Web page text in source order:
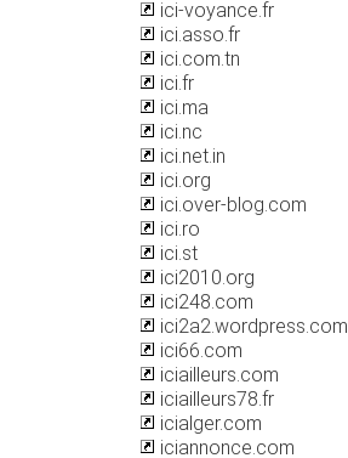
ici-voyance.fr
ici.asso.fr
ici.com.tn
ici.fr
ici.ma
ici.nc
ici.net.in
ici.org
ici.over-blog.com
ici.ro
ici.st
ici2010.org
ici248.com
ici2a2.wordpress.com
ici66.com
iciailleurs.com
iciailleurs78.fr
icialger.com
iciannonce.com